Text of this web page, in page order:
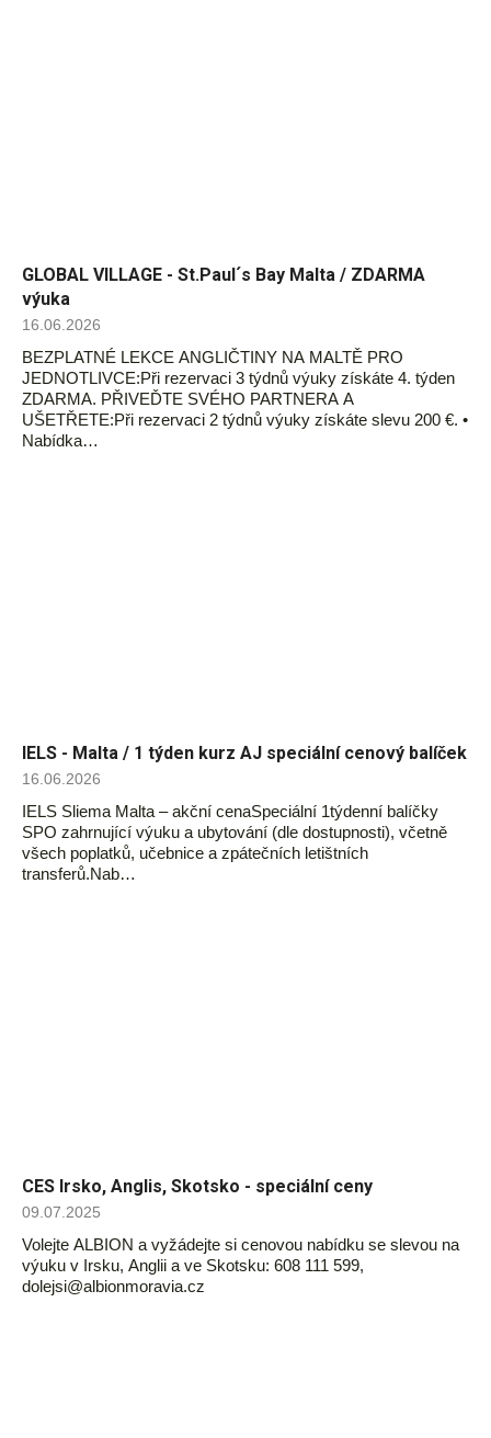
GLOBAL VILLAGE - St.Paul´s Bay Malta / ZDARMA
výuka
16.06.2026
BEZPLATNÉ LEKCE ANGLIČTINY NA MALTĚ PRO
JEDNOTLIVCE:Při rezervaci 3 týdnů výuky získáte 4. týden
ZDARMA. PŘIVEĎTE SVÉHO PARTNERA A
UŠETŘETE:Při rezervaci 2 týdnů výuky získáte slevu 200 €. •
Nabídka…
IELS - Malta / 1 týden kurz AJ speciální cenový balíček
16.06.2026
IELS Sliema Malta – akční cenaSpeciální 1týdenní balíčky
SPO zahrnující výuku a ubytování (dle dostupnosti), včetně
všech poplatků, učebnice a zpátečních letištních
transferů.Nab…
CES Irsko, Anglis, Skotsko - speciální ceny
09.07.2025
Volejte ALBION a vyžádejte si cenovou nabídku se slevou na
výuku v Irsku, Anglii a ve Skotsku: 608 111 599,
dolejsi@albionmoravia.cz